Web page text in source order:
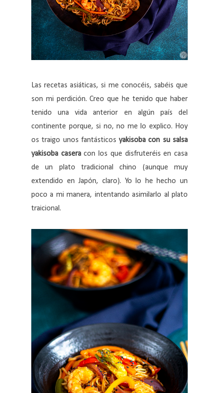
Las recetas asiáticas, si me conocéis, sabéis que
son mi perdición. Creo que he tenido que haber
tenido una vida anterior en algún país del
continente porque, si no, no me lo explico. Hoy
os traigo unos fantásticosyakisoba con su salsa
yakisoba caseracon los que disfruteréis en casa
de un plato tradicional chino (aunque muy
extendido en Japón, claro). Yo lo he hecho un
poco a mi manera, intentando asimilarlo al plato
traicional.